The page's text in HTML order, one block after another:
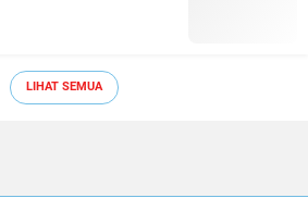
LIHAT SEMUA